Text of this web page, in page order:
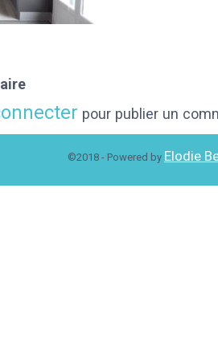
pour publier un
©2018 - Powered by Elodie